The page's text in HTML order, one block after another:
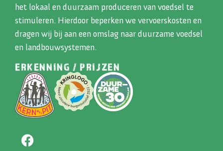
het lokaal en duurzaam produceren van voedsel te
stimuleren. Hierdoor beperken we vervoerskosten en
dragen wij bij aan een omslag naar duurzame voedsel
en landbouwsystemen.
ERKENNING / PRIJZEN